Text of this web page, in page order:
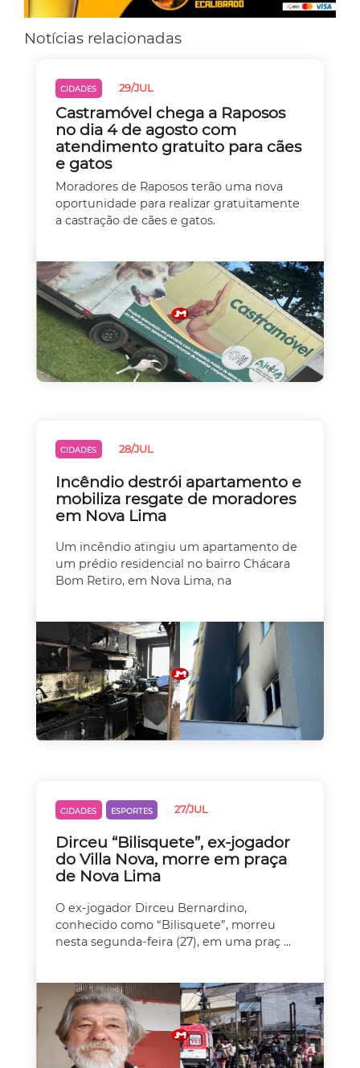
Notícias relacionadas
CIDADES 29/JUL
Castramóvel chega a Raposos
no dia 4 de agosto com
atendimento gratuito para cães
e gatos
Moradores de Raposos terão uma nova
oportunidade para realizar gratuitamente
a castração de cães e gatos.
CIDADES 28/JUL
Incêndio destrói apartamento e
mobiliza resgate de moradores
em Nova Lima
Um incêndio atingiu um apartamento de
um prédio residencial no bairro Chácara
Bom Retiro, em Nova Lima, na
CIDADES ESPORTES 27/JUL
Dirceu “Bilisquete”, ex-jogador
do Villa Nova, morre em praça
de Nova Lima
O ex-jogador Dirceu Bernardino,
conhecido como “Bilisquete”, morreu
nesta segunda-feira (27), em uma praç ...